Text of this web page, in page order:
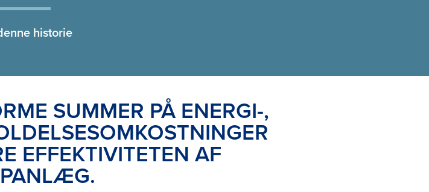
historie
SUMMER PÅ ENERGI-,
EFFEKTIVITETEN AF